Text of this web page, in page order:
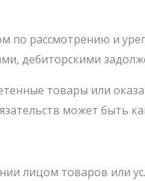
по рассмотрению и
дебиторскими
товары или
может быть
лицом товаров или